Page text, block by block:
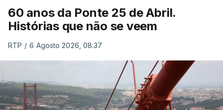
60 anos da Ponte 25 de Abril.
Histórias que não se veem
RTP / 6 Agosto 2026, 08:37